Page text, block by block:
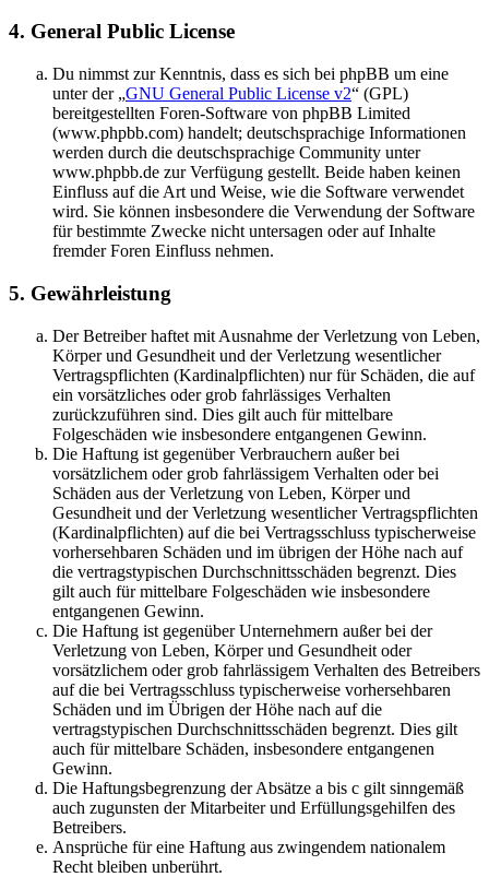
4. General Public License
Du nimmst zur Kenntnis, dass es sich bei phpBB um eine
unter der „GNU General Public License v2“ (GPL)
bereitgestellten Foren-Software von phpBB Limited
(www.phpbb.com) handelt; deutschsprachige Informationen
werden durch die deutschsprachige Community unter
www.phpbb.de zur Verfügung gestellt. Beide haben keinen
Einfluss auf die Art und Weise, wie die Software verwendet
wird. Sie können insbesondere die Verwendung der Software
für bestimmte Zwecke nicht untersagen oder auf Inhalte
fremder Foren Einfluss nehmen.
5. Gewährleistung
Der Betreiber haftet mit Ausnahme der Verletzung von Leben,
Körper und Gesundheit und der Verletzung wesentlicher
Vertragspflichten (Kardinalpflichten) nur für Schäden, die auf
ein vorsätzliches oder grob fahrlässiges Verhalten
zurückzuführen sind. Dies gilt auch für mittelbare
Folgeschäden wie insbesondere entgangenen Gewinn.
Die Haftung ist gegenüber Verbrauchern außer bei
vorsätzlichem oder grob fahrlässigem Verhalten oder bei
Schäden aus der Verletzung von Leben, Körper und
Gesundheit und der Verletzung wesentlicher Vertragspflichten
(Kardinalpflichten) auf die bei Vertragsschluss typischerweise
vorhersehbaren Schäden und im übrigen der Höhe nach auf
die vertragstypischen Durchschnittsschäden begrenzt. Dies
gilt auch für mittelbare Folgeschäden wie insbesondere
entgangenen Gewinn.
Die Haftung ist gegenüber Unternehmern außer bei der
Verletzung von Leben, Körper und Gesundheit oder
vorsätzlichem oder grob fahrlässigem Verhalten des Betreibers
auf die bei Vertragsschluss typischerweise vorhersehbaren
Schäden und im Übrigen der Höhe nach auf die
vertragstypischen Durchschnittsschäden begrenzt. Dies gilt
auch für mittelbare Schäden, insbesondere entgangenen
Gewinn.
Die Haftungsbegrenzung der Absätze a bis c gilt sinngemäß
auch zugunsten der Mitarbeiter und Erfüllungsgehilfen des
Betreibers.
Ansprüche für eine Haftung aus zwingendem nationalem
Recht bleiben unberührt.